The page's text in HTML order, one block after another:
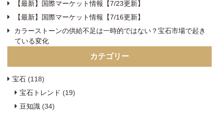
【最新】国際マーケット情報【7/23更新】
【最新】国際マーケット情報【7/16更新】
カラーストーンの供給不足は一時的ではない？宝石市場で起き
ている変化
カテゴリー
宝石 (118)
宝石トレンド (19)
豆知識 (34)